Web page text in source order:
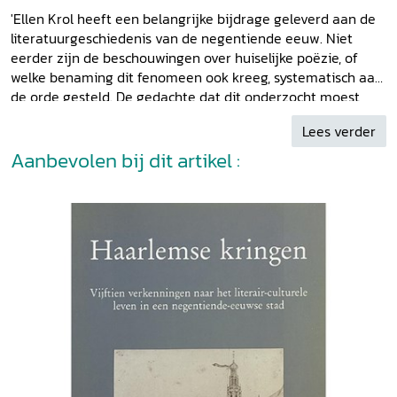
afgezien van Multatuli en Huet geen interessante
fenomenen hebben voorgedaan in de Nederlandse
letterkunde.
'Ellen Krol heeft een belangrijke bijdrage geleverd aan de
literatuurgeschiedenis van de negentiende eeuw. Niet
eerder zijn de beschouwingen over huiselijke poëzie, of
welke benaming dit fenomeen ook kreeg, systematisch aan
de orde gesteld. De gedachte dat dit onderzocht moest
worden, verdient de lof van oorspronkelijkheid en de wijze
waarop het onderzoek is uitgevoerd, wekt respect.' M.H.
Schenkeveld in:Literatuur 98-5.
Lees verder
Aanbevolen bij dit artikel :